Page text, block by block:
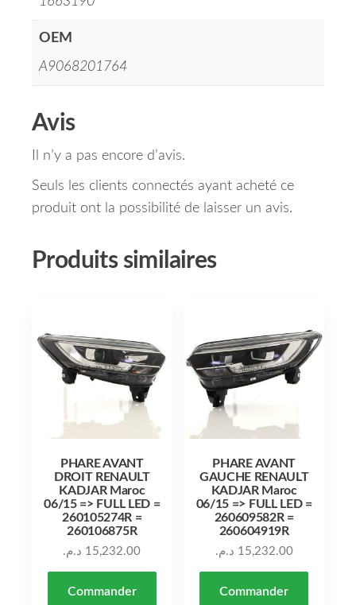
OEM
A9068201764
Avis
Il n’y a pas encore d’avis.
Seuls les clients connectés ayant acheté ce
produit ont la possibilité de laisser un avis.
Produits similaires
PHARE AVANT
DROIT RENAULT
KADJAR Maroc
06/15 => FULL LED =
260105274R =
260106875R
15,232.00 د.م.
Commander
PHARE AVANT
GAUCHE RENAULT
KADJAR Maroc
06/15 => FULL LED =
260609582R =
260604919R
15,232.00 د.م.
Commander